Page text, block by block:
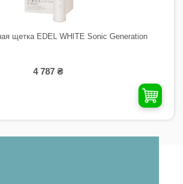
щетка EDEL WHITE Sonic Generation
4 787 ₴